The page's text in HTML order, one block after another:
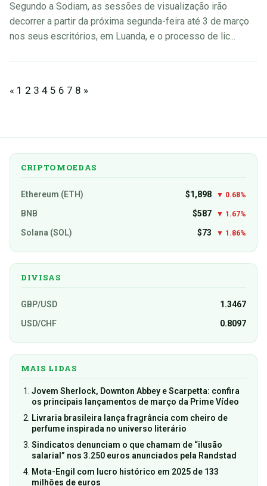
Segundo a Sodiam, as sessões de visualização irão
decorrer a partir da próxima segunda-feira até 3 de março
nos seus escritórios, em Luanda, e o processo de lic...
« 1 2 3 4 5 6 7 8 »
CRIPTOMOEDAS
Ethereum (ETH) $1,898 ▼ 0.68%
BNB $587 ▼ 1.67%
Solana (SOL) $73 ▼ 1.86%
DIVISAS
GBP/USD
1.3467
USD/CHF
0.8097
MAIS LIDAS
Jovem Sherlock, Downton Abbey e Scarpetta: confira
os principais lançamentos de março da Prime Vídeo
Livraria brasileira lança fragrância com cheiro de
perfume inspirada no universo literário
Sindicatos denunciam o que chamam de “ilusão
salarial” nos 3.250 euros anunciados pela Randstad
Mota-Engil com lucro histórico em 2025 de 133
milhões de euros